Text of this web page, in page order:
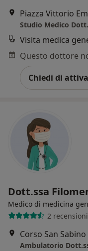
Studio Medico
Chiedi di
Dott.ssa
Medico di medicina
2 recensioni
Corso San
Ambulatorio